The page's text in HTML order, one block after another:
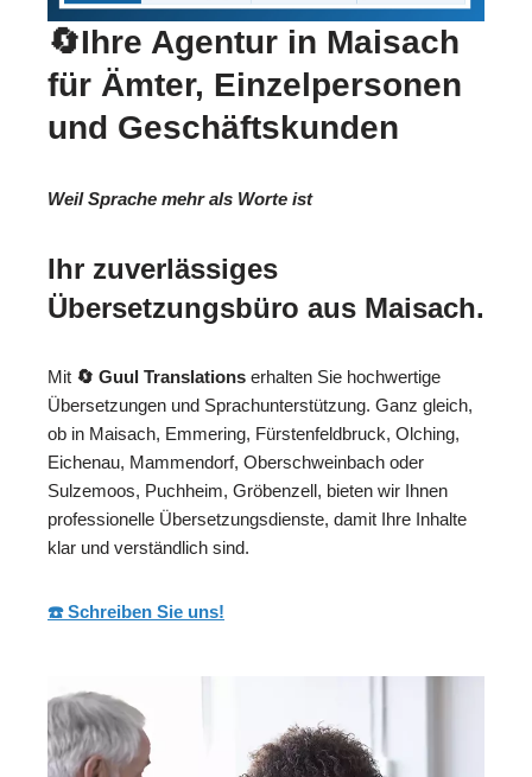
🔄Ihre Agentur in Maisach
für Ämter, Einzelpersonen
und Geschäftskunden
Weil Sprache mehr als Worte ist
Ihr zuverlässiges
Übersetzungsbüro aus Maisach.
Mit 🔄 Guul Translations erhalten Sie hochwertige
Übersetzungen und Sprachunterstützung. Ganz gleich,
ob in Maisach, Emmering, Fürstenfeldbruck, Olching,
Eichenau, Mammendorf, Oberschweinbach oder
Sulzemoos, Puchheim, Gröbenzell, bieten wir Ihnen
professionelle Übersetzungsdienste, damit Ihre Inhalte
klar und verständlich sind.
☎️ Schreiben Sie uns!